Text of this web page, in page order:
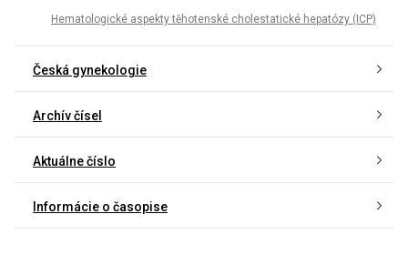
Hematologické aspekty těhotenské cholestatické hepatózy (ICP)
Česká gynekologie
Archív čísel
Aktuálne číslo
Informácie o časopise